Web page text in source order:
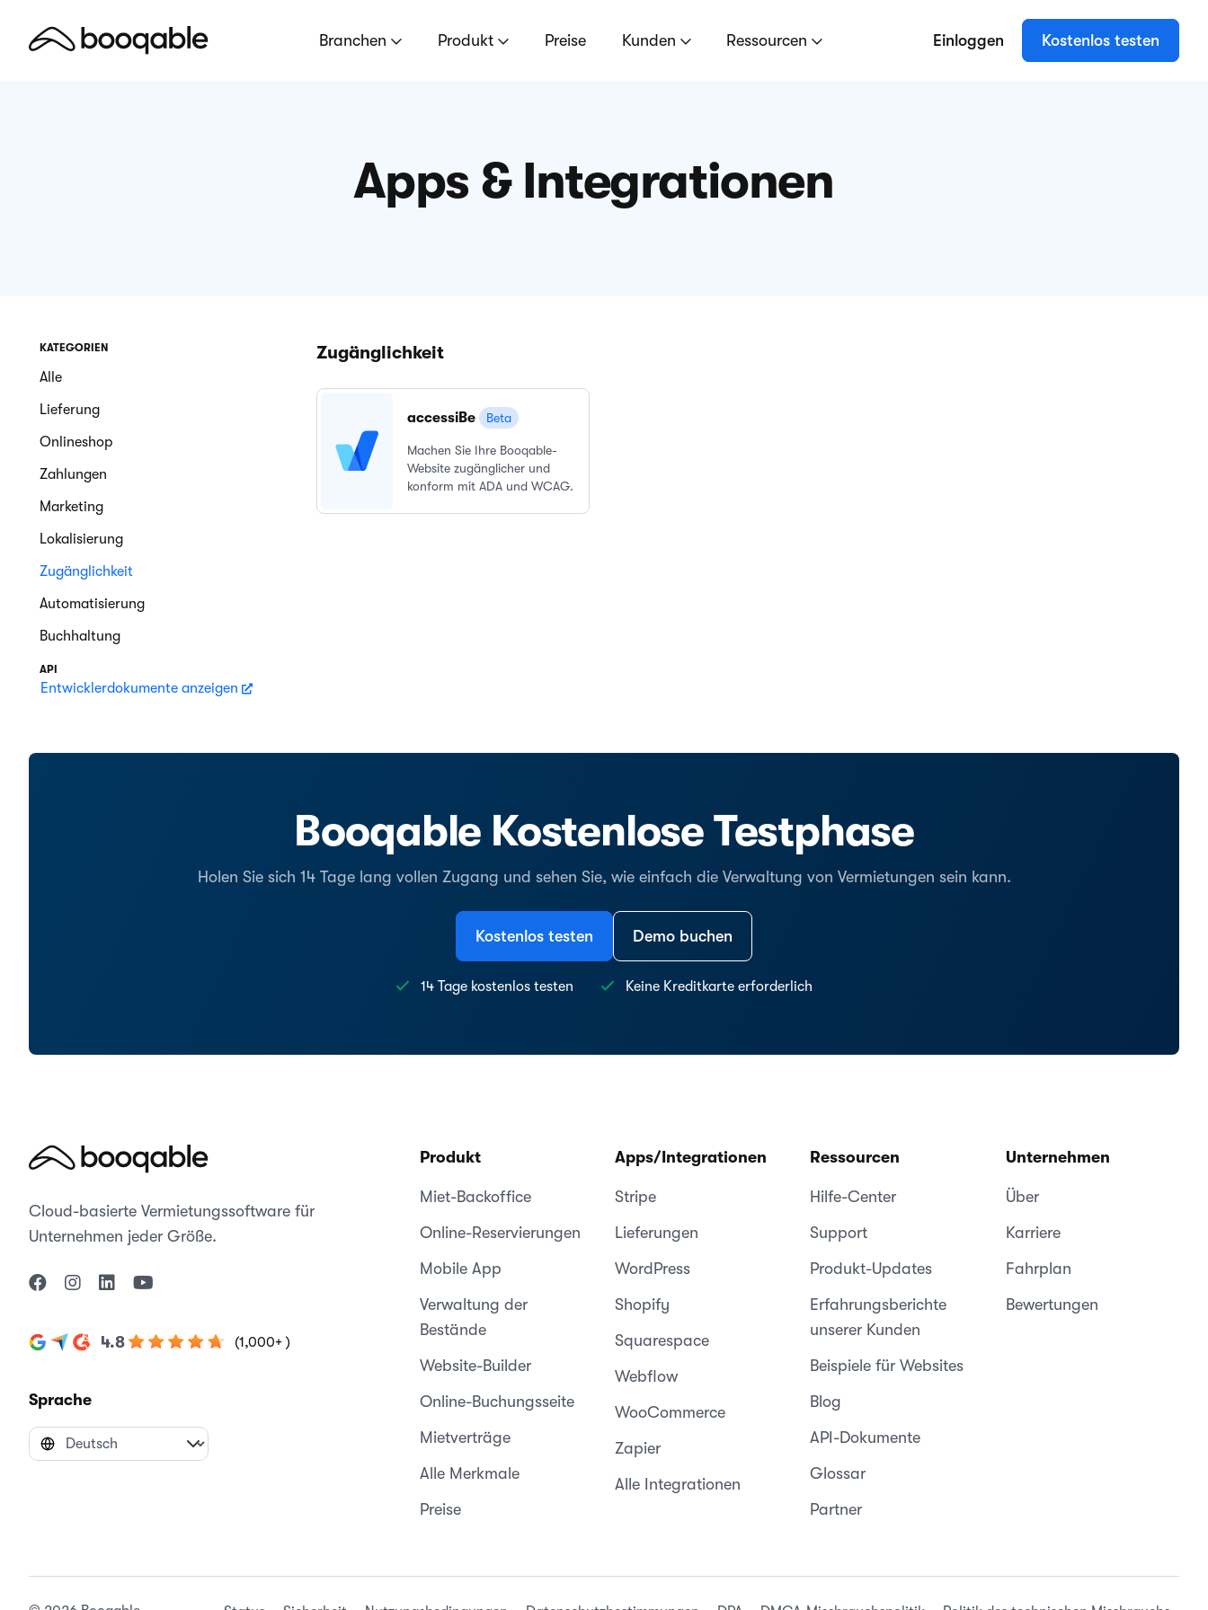
Branchen Produkt Preise Kunden Ressourcen Einloggen Kostenlos testen
Apps & Integrationen
KATEGORIEN
Alle
Lieferung
Onlineshop
Zahlungen
Marketing
Lokalisierung
Zugänglichkeit
Automatisierung
Buchhaltung
API
Entwicklerdokumente anzeigen
Zugänglichkeit
accessiBe Beta
Machen Sie Ihre Booqable-
Website zugänglicher und
konform mit ADA und WCAG.
Booqable Kostenlose Testphase
Holen Sie sich 14 Tage lang vollen Zugang und sehen Sie, wie einfach die Verwaltung von Vermietungen sein kann.
Kostenlos testen Demo buchen
14 Tage kostenlos testen Keine Kreditkarte erforderlich
Cloud-basierte Vermietungssoftware für
Unternehmen jeder Größe.
4.8 (1,000+ )
Sprache
Produkt
Miet-Backoffice
Online-Reservierungen
Mobile App
Verwaltung der
Bestände
Website-Builder
Online-Buchungsseite
Mietverträge
Alle Merkmale
Preise
Apps/Integrationen
Stripe
Lieferungen
WordPress
Shopify
Squarespace
Webflow
WooCommerce
Zapier
Alle Integrationen
Ressourcen
Hilfe-Center
Support
Produkt-Updates
Erfahrungsberichte
unserer Kunden
Beispiele für Websites
Blog
API-Dokumente
Glossar
Partner
Unternehmen
Über
Karriere
Fahrplan
Bewertungen